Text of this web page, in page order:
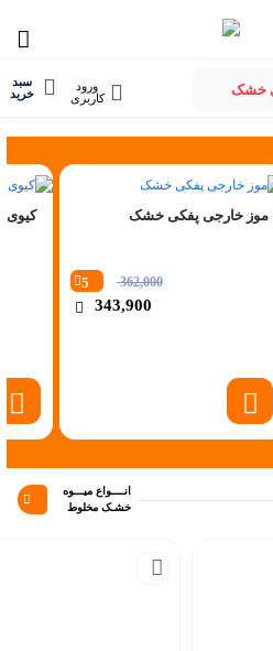
خشک
پفکی
ارگانیک
ورود
کاربری
سبد
خرید
موز خارجی پفکی خشک
362,000
343,900
5
انــــواع میـــوه
خشـک مخلوط